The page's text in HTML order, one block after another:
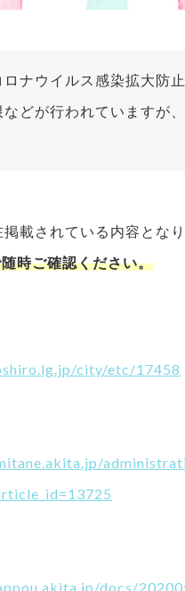
ロナウイルス感染拡大防
などが行われていますが
載されている内容とな
時ご確認ください。
city/etc/17458
docs/